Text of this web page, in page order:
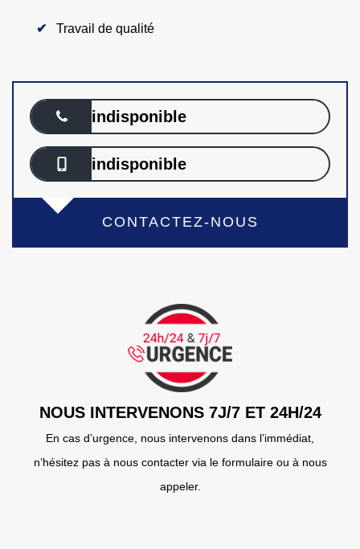
Travail de qualité
indisponible
indisponible
CONTACTEZ-NOUS
NOUS INTERVENONS 7J/7 ET 24H/24
En cas d’urgence, nous intervenons dans l’immédiat,
n’hésitez pas à nous contacter via le formulaire ou à nous
appeler.